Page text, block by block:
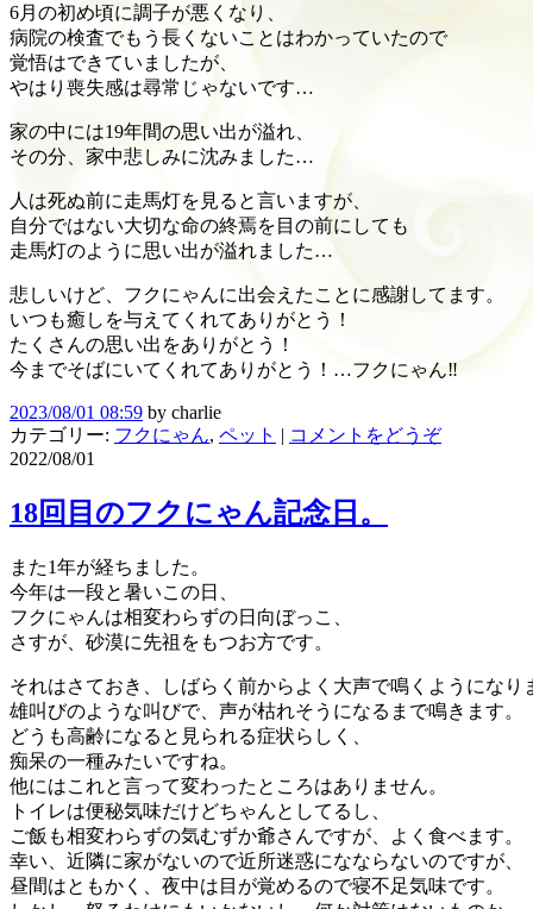
6月の初め頃に調子が悪くなり、
病院の検査でもう長くないことはわかっていたので
覚悟はできていましたが、
やはり喪失感は尋常じゃないです…
家の中には19年間の思い出が溢れ、
その分、家中悲しみに沈みました…
人は死ぬ前に走馬灯を見ると言いますが、
自分ではない大切な命の終焉を目の前にしても
走馬灯のように思い出が溢れました…
悲しいけど、フクにゃんに出会えたことに感謝してます。
いつも癒しを与えてくれてありがとう！
たくさんの思い出をありがとう！
今までそばにいてくれてありがとう！…フクにゃん‼︎
2023/08/01 08:59 by charlie
カテゴリー: フクにゃん, ペット | コメントをどうぞ
2022/08/01
18回目のフクにゃん記念日。
また1年が経ちました。
今年は一段と暑いこの日、
フクにゃんは相変わらずの日向ぼっこ、
さすが、砂漠に先祖をもつお方です。
それはさておき、しばらく前からよく大声で鳴くようになり
雄叫びのような叫びで、声が枯れそうになるまで鳴きます。
どうも高齢になると見られる症状らしく、
痴呆の一種みたいですね。
他にはこれと言って変わったところはありません。
トイレは便秘気味だけどちゃんとしてるし、
ご飯も相変わらずの気むずか爺さんですが、よく食べます。
幸い、近隣に家がないので近所迷惑になならないのですが、
昼間はともかく、夜中は目が覚めるので寝不足気味です。